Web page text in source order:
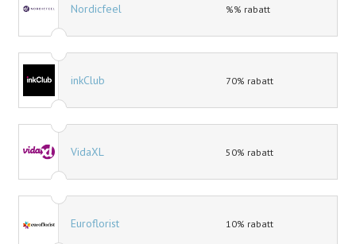
Nordicfeel %% rabatt
inkClub 70% rabatt
VidaXL 50% rabatt
Euroflorist 10% rabatt